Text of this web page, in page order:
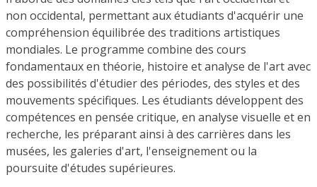
non occidental, permettant aux étudiants d'acquérir une
compréhension équilibrée des traditions artistiques
mondiales. Le programme combine des cours
fondamentaux en théorie, histoire et analyse de l'art avec
des possibilités d'étudier des périodes, des styles et des
mouvements spécifiques. Les étudiants développent des
compétences en pensée critique, en analyse visuelle et en
recherche, les préparant ainsi à des carrières dans les
musées, les galeries d'art, l'enseignement ou la
poursuite d'études supérieures.